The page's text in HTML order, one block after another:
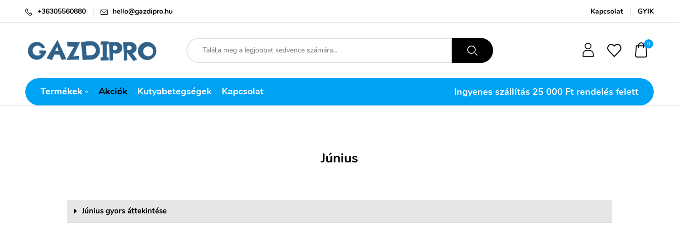
+36305560880 hello@gazdipro.hu Kapcsolat GYIK
0
Termékek Akciók Kutyabetegségek Kapcsolat Ingyenes szállítás 25 000 Ft rendelés felett
Június
Június gyors áttekintése